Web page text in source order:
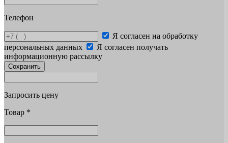
Телефон
Я согласен на обработку
персональных данных
Я согласен получать
информационную рассылку
Сохранить
Запросить цену
Товар *